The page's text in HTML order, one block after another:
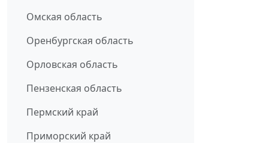
Омская область
Оренбургская область
Орловская область
Пензенская область
Пермский край
Приморский край